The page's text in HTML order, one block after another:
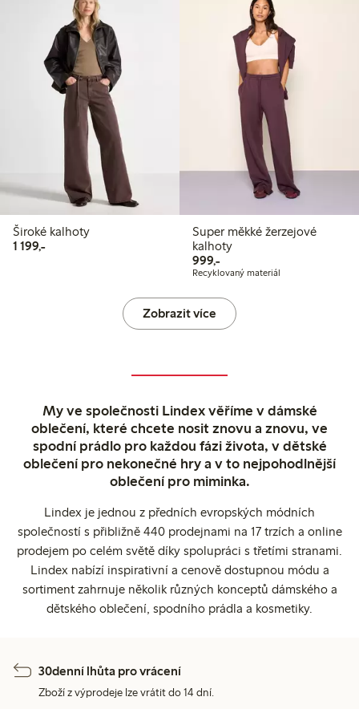
Široké kalhoty
1 199,-1 199,00 Kč
Super měkké žerzejové
kalhoty
999,-999,00 Kč
Recyklovaný materiál
Zobrazit více
My ve společnosti Lindex věříme v dámské
oblečení, které chcete nosit znovu a znovu, ve
spodní prádlo pro každou fázi života, v dětské
oblečení pro nekonečné hry a v to nejpohodlnější
oblečení pro miminka.
Lindex je jednou z předních evropských módních
společností s přibližně 440 prodejnami na 17 trzích a online
prodejem po celém světě díky spolupráci s třetími stranami.
Lindex nabízí inspirativní a cenově dostupnou módu a
sortiment zahrnuje několik různých konceptů dámského a
dětského oblečení, spodního prádla a kosmetiky.
30denní lhůta pro vrácení
Zboží z výprodeje lze vrátit do 14 dní.